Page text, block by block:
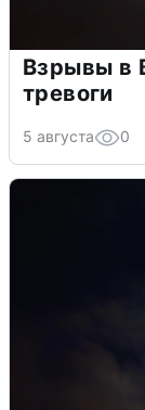
Взрывы в
тревоги
5 августа 0